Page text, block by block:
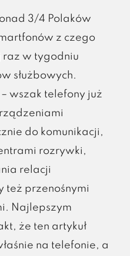
3/4 Polaków
z czego
raz w tygodniu
służbowych.
wszak telefony już
do komunikacji,
rozrywki,
relacji
też przenośnymi
Najlepszym
że ten artykuł
na telefonie, a